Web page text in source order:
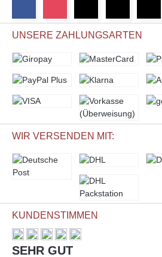
UNSERE ZAHLUNGSARTEN
WIR VERSENDEN MIT:
KUNDENSTIMMEN
SEHR GUT